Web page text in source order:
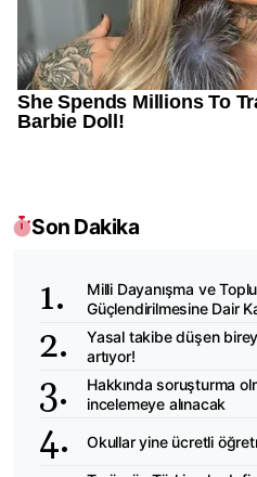
Son Dakika
Milli Dayanışma ve
Güçlendirilmesine Dair
Yasal takibe düşen
artıyor!
Hakkında soruşturma
incelemeye alınacak
Okullar yine ücretli